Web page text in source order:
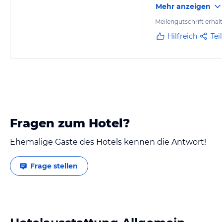
Mehr anzeigen
Meilengutschrift
Hilfreich
Fragen zum Hotel?
Ehemalige Gäste des Hotels kennen die Antwort!
Frage stellen